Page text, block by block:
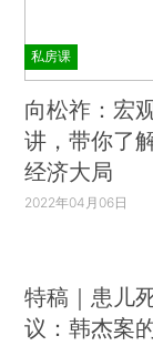
私房课
向松祚：宏
讲，带你了
经济大局
2022年04月06日
特稿｜患儿
议：韩杰案